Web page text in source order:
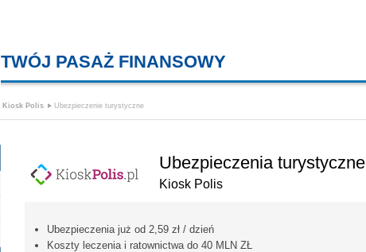
TWÓJ PASAŻ FINANSOWY
Kiosk Polis Ubezpieczenie turystyczne
Ubezpieczenia turystyczne
Kiosk Polis
Ubezpieczenia już od 2,59 zł / dzień
Koszty leczenia i ratownictwa do 40 MLN ZŁ